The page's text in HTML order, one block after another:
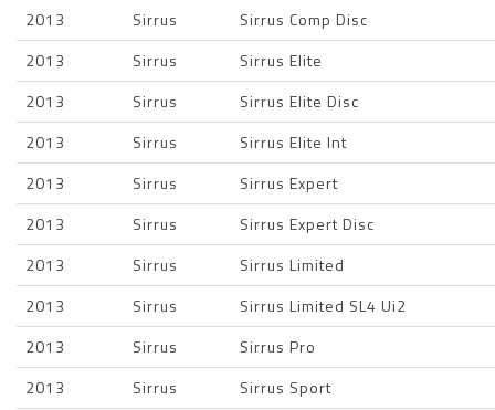
2013
Sirrus
Sirrus Comp Disc
2013
Sirrus
Sirrus Elite
2013
Sirrus
Sirrus Elite Disc
2013
Sirrus
Sirrus Elite Int
2013
Sirrus
Sirrus Expert
2013
Sirrus
Sirrus Expert Disc
2013
Sirrus
Sirrus Limited
2013
Sirrus
Sirrus Limited SL4 Ui2
2013
Sirrus
Sirrus Pro
2013
Sirrus
Sirrus Sport